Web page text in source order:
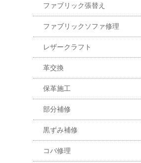
ファブリック張替え
ファブリックソファ修理
レザークラフト
革交換
保革施工
部分補修
黒ずみ補修
コバ修理